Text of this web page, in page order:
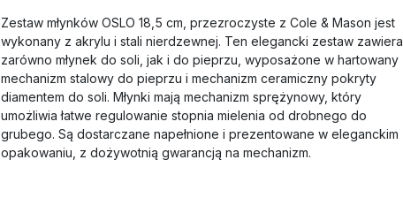
Zestaw młynków OSLO 18,5 cm, przezroczyste z Cole & Mason jest
wykonany z akrylu i stali nierdzewnej. Ten elegancki zestaw zawiera
zarówno młynek do soli, jak i do pieprzu, wyposażone w hartowany
mechanizm stalowy do pieprzu i mechanizm ceramiczny pokryty
diamentem do soli. Młynki mają mechanizm sprężynowy, który
umożliwia łatwe regulowanie stopnia mielenia od drobnego do
grubego. Są dostarczane napełnione i prezentowane w eleganckim
opakowaniu, z dożywotnią gwarancją na mechanizm.